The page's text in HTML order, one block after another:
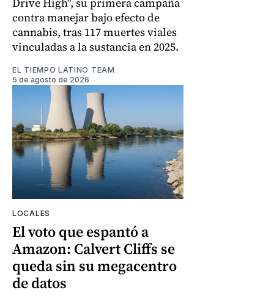
contra manejar bajo efecto de
cannabis, tras 117 muertes viales
vinculadas a la sustancia en 2025.
EL TIEMPO LATINO TEAM
5 de agosto de 2026
LOCALES
El voto que espantó a
Amazon: Calvert Cliffs se
queda sin su megacentro
de datos